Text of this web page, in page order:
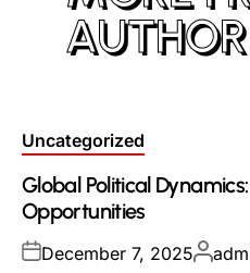
AUTHOR
Posted
Uncategorized
Global Political
Opportunities
Posted
December 7, 2025Posted